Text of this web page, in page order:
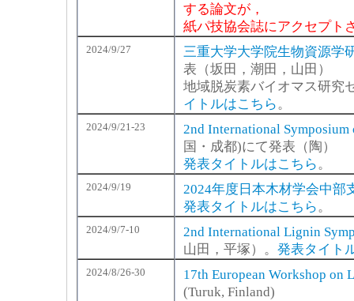
する論文が，
紙パ技協会誌にアクセプト
2024/9/27
三重大学大学院生物資源学
表（坂田，潮田，山田）
地域脱炭素バイオマス研
イトルはこちら。
2024/9/21-23
2nd International Symposium
国・成都)にて発表（陶）
発表タイトルはこちら。
2024/9/19
2024年度日本木材学会中部
発表タイトルはこちら。
2024/9/7-10
2nd International Lignin
山田，平塚）。 発表タイト
2024/8/26-30
17th European Workshop on
(Turuk, Finland)